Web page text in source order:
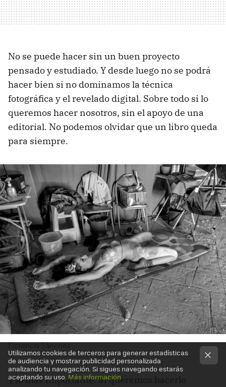
No se puede hacer sin un buen proyecto
pensado y estudiado. Y desde luego no se podrá
hacer bien si no dominamos la técnica
fotográfica y el revelado digital. Sobre todo si lo
queremos hacer nosotros, sin el apoyo de una
editorial. No podemos olvidar que un libro queda
para siempre.
Florencio Sánchez
Y lo más importante. Si queremos hacerlo
Utilizamos cookies de terceros para generar estadísticas
de audiencia y mostrar publicidad personalizada
analizando tu navegación. Si sigues navegando estarás
aceptando su uso.Más información